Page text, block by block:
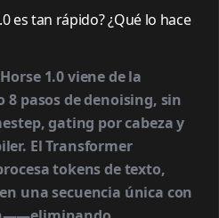
es tan rápido? ¿Qué lo hace
1.0 viene de la
8 pasos de denoising, sin
gating por cabeza y
El Transformer
tokens de texto,
una secuencia única con